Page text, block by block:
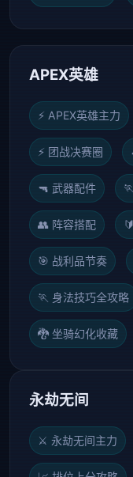
APEX英雄
⚡ APEX英雄主力
⚡ 团战决赛圈
🔫 武器配件
👥 阵容搭配
🎯 战利品节奏
🏃 身法技巧全攻略
🐉 坐骑幻化收藏
永劫无间
⚔️ 永劫无间主力